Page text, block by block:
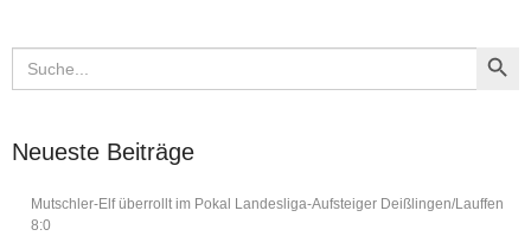
Search
for:
Search Button
Neueste Beiträge
Mutschler-Elf überrollt im Pokal Landesliga-Aufsteiger Deißlingen/Lauffen
8:0